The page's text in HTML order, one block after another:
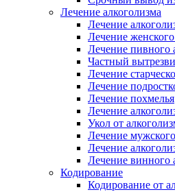
Лечение алкоголизма
Лечение
Лечение
Лечение пивного
Частный
Лечение
Лечение
Лечение похмелья
Лечение
Укол от
Лечение
Лечение
Лечение винного
Кодирование
Кодирование от